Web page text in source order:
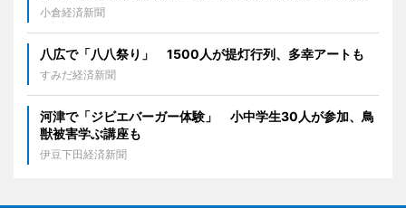
小倉経済新聞
八広で「八八祭り」 1500人が提灯行列、多幸アートも
すみだ経済新聞
河津で「ジビエバーガー体験」 小中学生30人が参加、鳥
獣被害学ぶ講座も
伊豆下田経済新聞